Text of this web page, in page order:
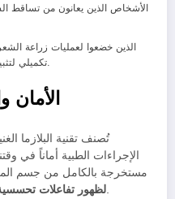
الأشخاص الذين يعانون من تساقط
الذين خضعوا لعمليات زراعة
تكميلي لتثبيت البصيلات المزروعة وتسريع نموها.
الأمان
تُصنف تقنية البلازما
الإجراءات الطبية أماناً في
مستخرجة بالكامل من جسم
لظهور تفاعلات.